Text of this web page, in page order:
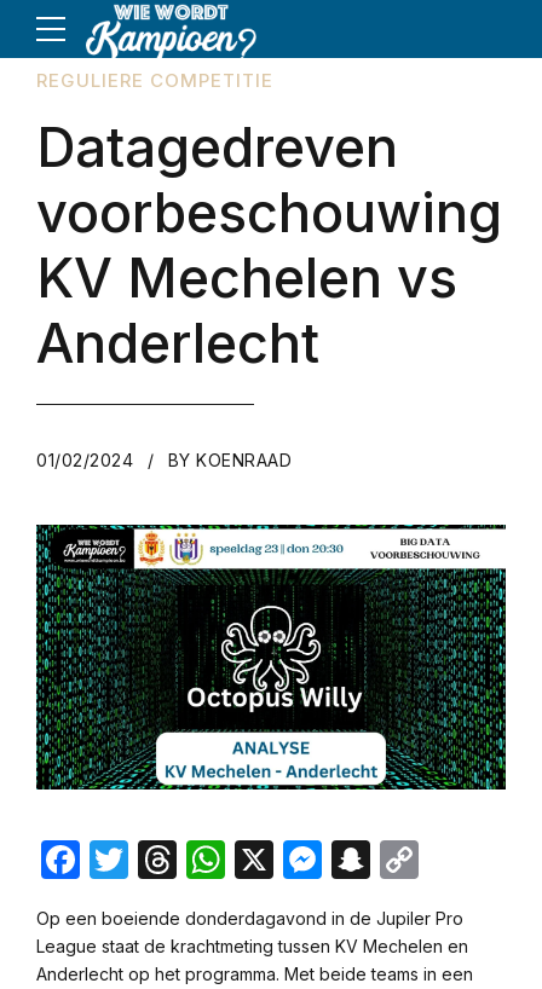
REGULIERE COMPETITIE
Datagedreven
voorbeschouwing
KV Mechelen vs
Anderlecht
01/02/2024 BY KOENRAAD
Facebook
Twitter
Threads
WhatsApp
X Messenger
Snapchat
Op een boeiende donderdagavond in de Jupiler Pro
League staat de krachtmeting tussen KV Mechelen en
Anderlecht op het programma. Met beide teams in een